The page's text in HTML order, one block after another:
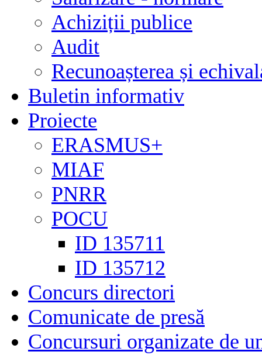
Achiziții publice
Audit
Recunoașterea și
Buletin informativ
Proiecte
ERASMUS+
MIAF
PNRR
POCU
ID 135711
ID 135712
Concurs directori
Comunicate de presă
Concursuri organizate de